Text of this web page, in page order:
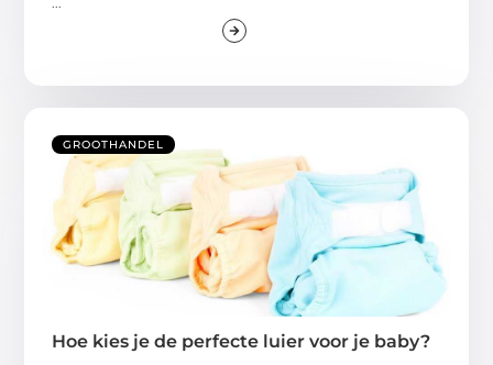
GROOTHANDEL
Hoe kies je de perfecte luier voor je baby?